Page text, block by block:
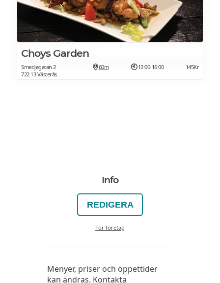
Choys Garden
Smedjegatan 2
722 13 Västerås
60m 12:00-16:00 145Kr
Info
REDIGERA
För företag
Menyer, priser och öppettider
kan ändras. Kontakta